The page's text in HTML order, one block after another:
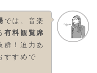
では、音楽
有料観覧席
群！迫力あ
すすめで